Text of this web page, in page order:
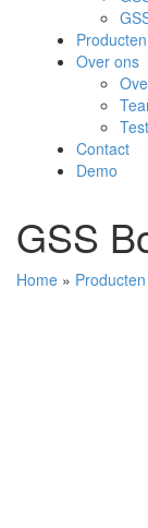
Producten
Over ons
Contact
Demo
GSS
Home » Producten